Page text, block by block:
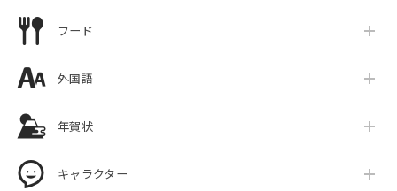
フード
外国語
年賀状
キャラクター